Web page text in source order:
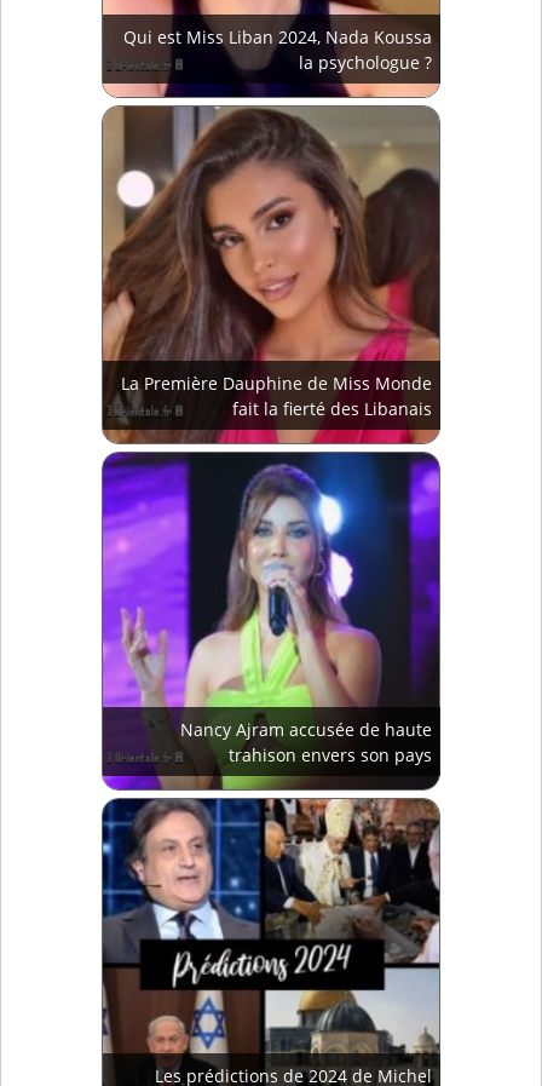
Qui est Miss Liban 2024, Nada Koussa
la psychologue ?
La Première Dauphine de Miss Monde
fait la fierté des Libanais
Nancy Ajram accusée de haute
trahison envers son pays
Les prédictions de 2024 de Michel